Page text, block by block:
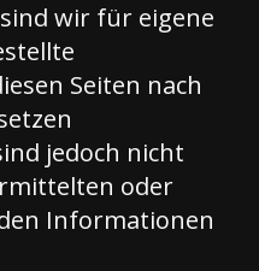
wir für eigene
Seiten nach
jedoch nicht
oder
Informationen